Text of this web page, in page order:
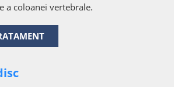
a coloanei vertebrale.